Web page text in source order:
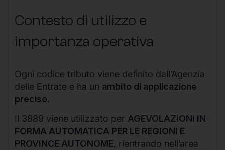
Contesto di utilizzo e
importanza operativa
Ogni codice tributo viene definito dall’Agenzia
delle Entrate e ha un ambito di applicazione
preciso.
Il 3889 viene utilizzato per AGEVOLAZIONI IN
FORMA AUTOMATICA PER LE REGIONI E
PROVINCE AUTONOME, rientrando nell’area